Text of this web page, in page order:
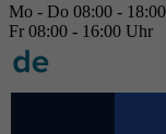
Mo - Do 08:00 -
Fr 08:00 - 16:00 Uhr